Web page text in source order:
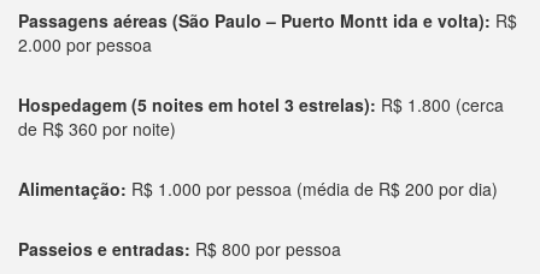
Passagens aéreas (São Paulo – Puerto Montt ida e volta): R$
2.000 por pessoa
Hospedagem (5 noites em hotel 3 estrelas): R$ 1.800 (cerca
de R$ 360 por noite)
Alimentação: R$ 1.000 por pessoa (média de R$ 200 por dia)
Passeios e entradas: R$ 800 por pessoa